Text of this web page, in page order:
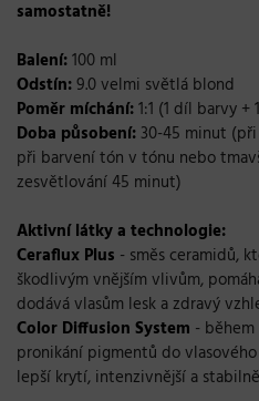
samostatně!
Balení:100 ml
Odstín:9.0 velmi světlá blond
Poměr míchání:1:1 (1 díl barvy
Doba působení: 30-45 minut
při barvení tón v tónu nebo
zesvětlování 45 minut)
Aktivní látky a technologie:
Ceraflux Plus - směs ceramidů,
škodlivým vnějším vlivům,
dodává vlasům lesk a zdravý
Color Diffusion System -
pronikání pigmentů do
lepší krytí, intenzivnější a